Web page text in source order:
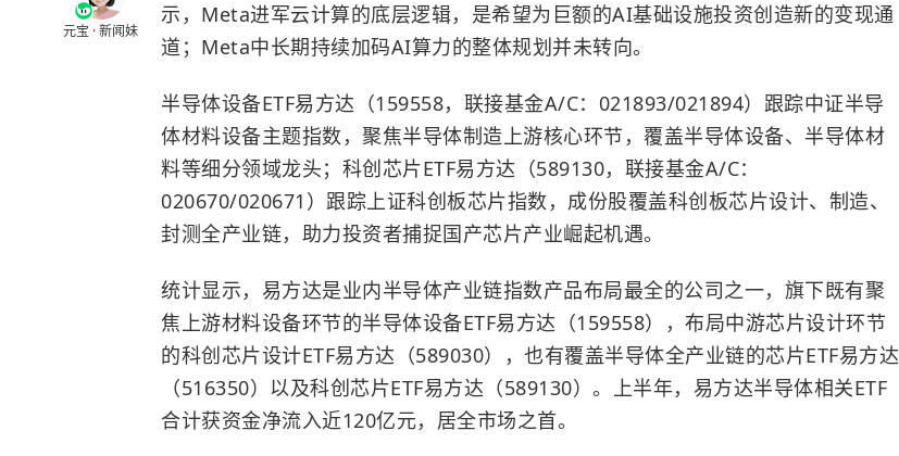
元宝 · 新闻妹
示，Meta进军云计算的底层逻辑，是希望为巨额的AI基础设施投资创造新的变现通
道；Meta中长期持续加码AI算力的整体规划并未转向。
半导体设备ETF易方达（159558，联接基金A/C：021893/021894）跟踪中证半导
体材料设备主题指数，聚焦半导体制造上游核心环节，覆盖半导体设备、半导体材
料等细分领域龙头；科创芯片ETF易方达（589130，联接基金A/C：
020670/020671）跟踪上证科创板芯片指数，成份股覆盖科创板芯片设计、制造、
封测全产业链，助力投资者捕捉国产芯片产业崛起机遇。
统计显示，易方达是业内半导体产业链指数产品布局最全的公司之一，旗下既有聚
焦上游材料设备环节的半导体设备ETF易方达（159558），布局中游芯片设计环节
的科创芯片设计ETF易方达（589030），也有覆盖半导体全产业链的芯片ETF易方达
（516350）以及科创芯片ETF易方达（589130）。上半年，易方达半导体相关ETF
合计获资金净流入近120亿元，居全市场之首。